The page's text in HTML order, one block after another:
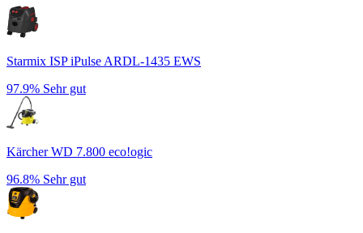
Starmix ISP iPulse ARDL-1435 EWS
97.9% Sehr gut
Kärcher WD 7.800 eco!ogic
96.8% Sehr gut